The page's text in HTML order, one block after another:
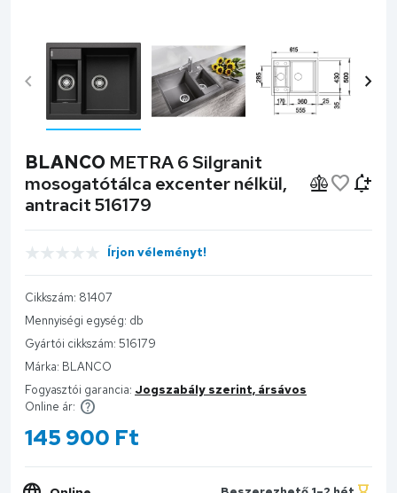
chevron_left chevron_right
BLANCO METRA 6 Silgranit
mosogatótálca excenter nélkül,
antracit 516179
Írjon véleményt!
Cikkszám: 81407
Mennyiségi egység: db
Gyártói cikkszám: 516179
Márka: BLANCO
Fogyasztói garancia: Jogszabály szerint, ársávos
Online ár:
145 900 Ft